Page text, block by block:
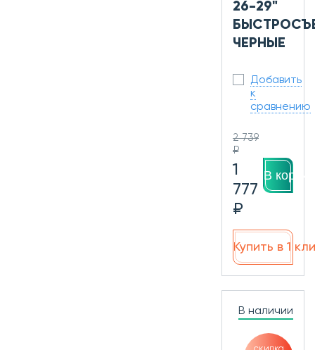
26-29"
ЧЕРНЫЕ
Добавить
к
сравнению
2 739
₽
1
777
₽
В
Купить в 1
В наличии